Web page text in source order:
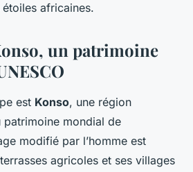
africaines.
un patrimoine
est Konso, une région
mondial de
modifié par l’homme est
agricoles et ses villages